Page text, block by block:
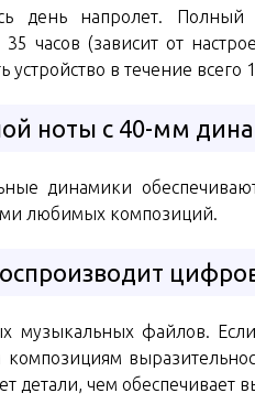
день напролет. Полный
часов (зависит от
устройство в течение
ноты с 40-мм
динамики
любимых композиций.
музыкальных файлов.
детали, чем